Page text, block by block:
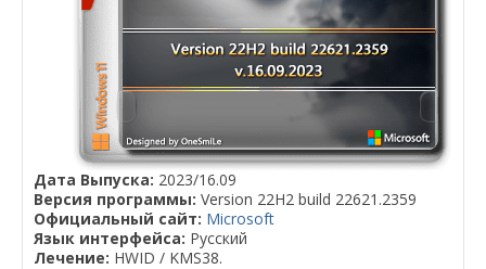
Дата Выпуска: 2023/16.09
Версия программы: Version 22H2 build 22621.2359
Официальный сайт: Microsoft
Язык интерфейса: Русский
Лечение: HWID / KMS38.